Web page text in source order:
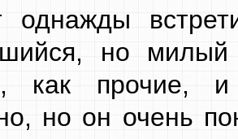
однажды
но
как прочие,
но он очень